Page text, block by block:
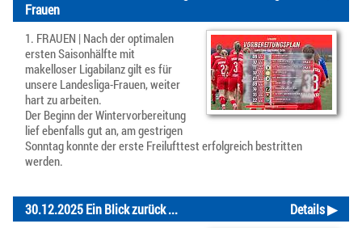
Frauen
1. FRAUEN | Nach der optimalen
ersten Saisonhälfte mit
makelloser Ligabilanz gilt es für
unsere Landesliga-Frauen, weiter
hart zu arbeiten.
Der Beginn der Wintervorbereitung
lief ebenfalls gut an, am gestrigen
Sonntag konnte der erste Freilufttest erfolgreich bestritten
werden.
Details ▶
30.12.2025 Ein Blick zurück ...